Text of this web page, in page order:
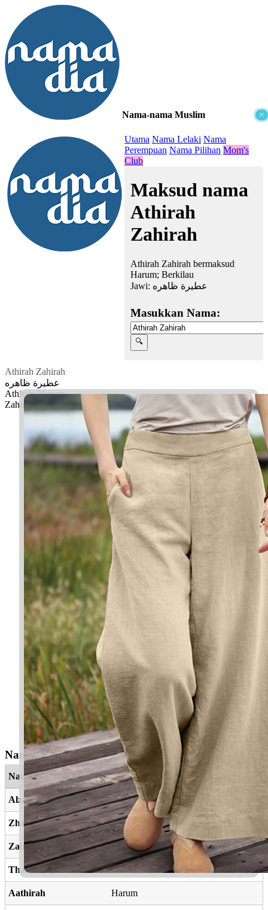
×
Nama-nama Muslim
Utama Nama Lelaki Nama
Perempuan Nama Pilihan Mom's
Club
Maksud nama
Athirah
Zahirah
Athirah Zahirah bermaksud
Harum; Berkilau
Jawi: عطيرة ظاهره
Masukkan Nama:
Athirah Zahirah
عطيرة ظاهره
Athirah: Harum
Zahirah: Berkilau
FacebookTwitterWhatsApp
Line Telegram
Share
Nama Yang Berkaitan
Nama Maksud
Alzahrah Cantik, bijak dan bercahaya
Zhafrah Kemenangan
Zahrah Bunga, cantik, bintang
Thahirah Bersih, suci
Aathirah Harum